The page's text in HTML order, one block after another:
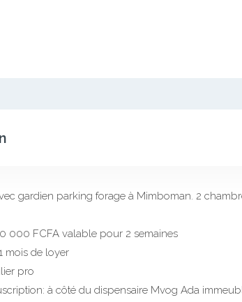
gardien parking forage à Mimboman. 2
000 FCFA valable pour 2 semaines
mois de loyer
pro
à côté du dispensaire Mvog Ada